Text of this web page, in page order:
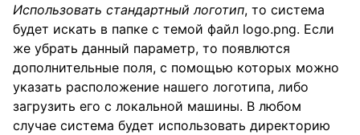
Использовать стандартный логотип, то система
будет искать в папке с темой файл logo.png. Если
же убрать данный параметр, то появлются
дополнительные поля, с помощью которых можно
указать расположение нашего логотипа, либо
загрузить его с локальной машины. В любом
случае система будет использовать директорию